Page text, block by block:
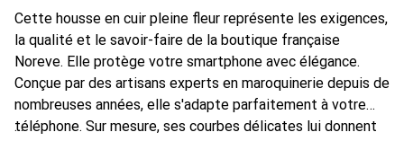
Cette housse en cuir pleine fleur représente les exigences,
la qualité et le savoir-faire de la boutique française
Noreve. Elle protège votre smartphone avec élégance.
Conçue par des artisans experts en maroquinerie depuis de
nombreuses années, elle s'adapte parfaitement à votre
téléphone. Sur mesure, ses courbes délicates lui donnent